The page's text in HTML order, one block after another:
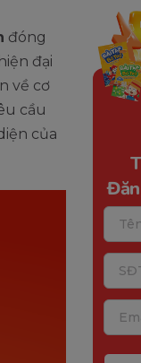
đóng
đại
về cơ
cầu
của